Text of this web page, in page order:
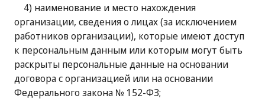
4) наименование и место нахождения
организации, сведения о лицах (за исключением
работников организации), которые имеют доступ
к персональным данным или которым могут быть
раскрыты персональные данные на основании
договора с организацией или на основании
Федерального закона № 152-ФЗ;